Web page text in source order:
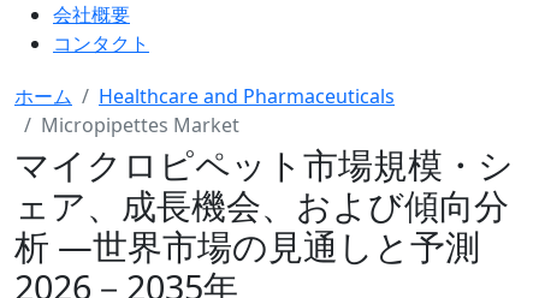
会社概要
コンタクト
ホーム
Healthcare and Pharmaceuticals
Micropipettes Market
マイクロピペット市場規模・シ
ェア、成長機会、および傾向分
析 ―世界市場の見通しと予測
2026－2035年